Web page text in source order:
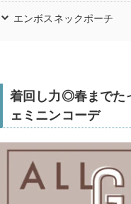
エンボスネックポーチ
着回し力◎春までた
ェミニンコーデ